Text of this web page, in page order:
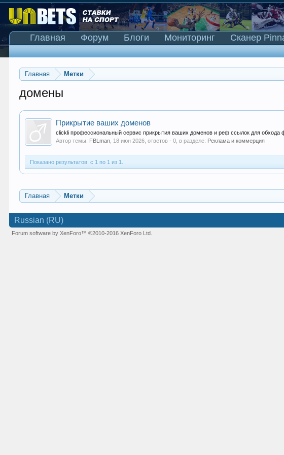
Главная Метки
домены
Прикрытие ваших доменов
clickli профессиональный сервис прикрытия ваших доменов и реф ссылок для обхода
Автор темы: FBLman 18 июн 2026 , ответов - 0, в разделе: Реклама и коммерция
Показано результатов: с 1 по 1 из 1.
Главная Метки
Главная Форум Блоги Мониторинг Сканер
Russian (RU)
Forum software by XenForo™©2010-2016 XenForo Ltd.